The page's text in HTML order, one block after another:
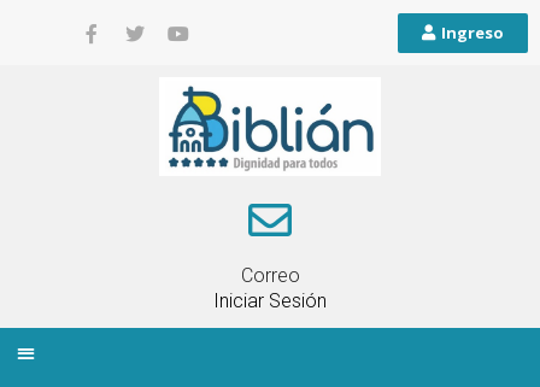
Ingreso
Correo
Iniciar Sesión